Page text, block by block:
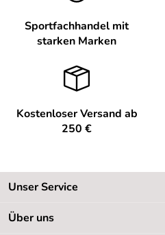
Sportfachhandel mit
starken Marken
Kostenloser Versand ab
250 €
Unser Service
Kontakt
Über uns